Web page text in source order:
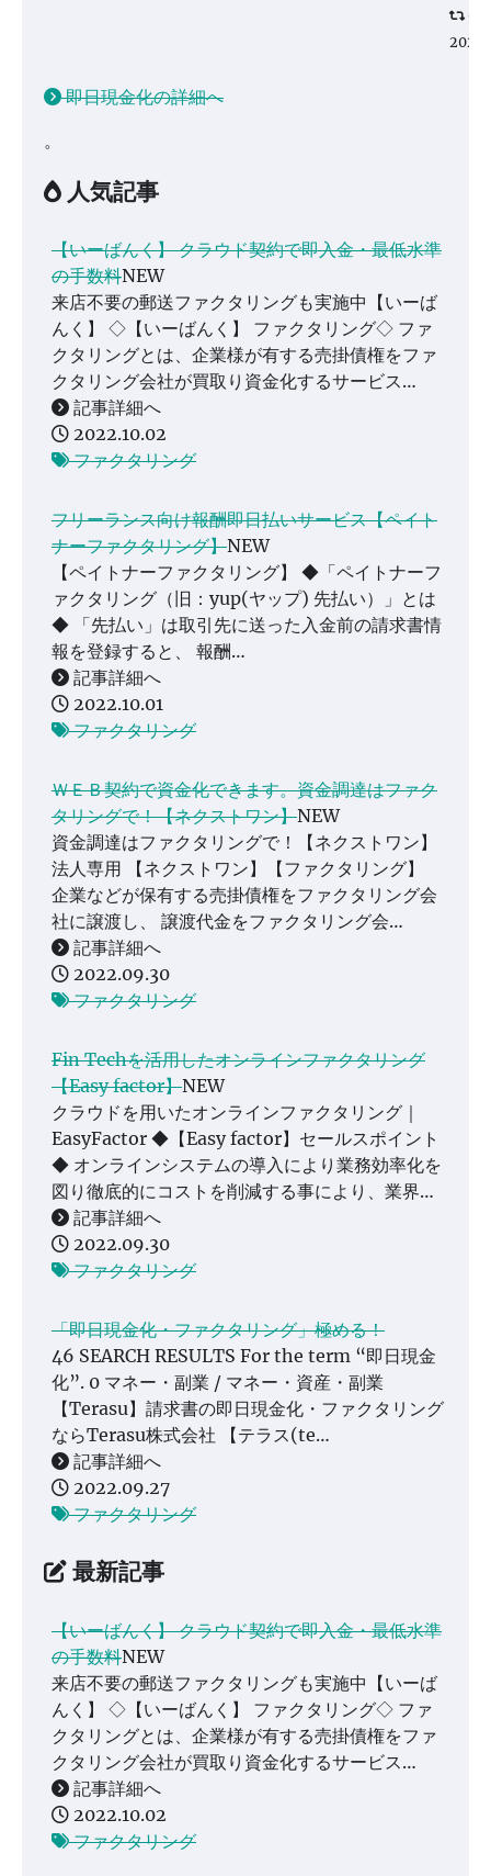
0
2022
即日現金化の詳細へ
。
人気記事
【いーばんく】 クラウド契約で即入金・最低水準
の手数料NEW
来店不要の郵送ファクタリングも実施中【いーば
んく】 ◇【いーばんく】 ファクタリング◇ ファ
クタリングとは、企業様が有する売掛債権をファ
クタリング会社が買取り資金化するサービス…
記事詳細へ
2022.10.02
ファクタリング
フリーランス向け報酬即日払いサービス【ペイト
ナーファクタリング】NEW
【ペイトナーファクタリング】 ◆「ペイトナーフ
ァクタリング（旧：yup(ヤップ) 先払い）」とは
◆ 「先払い」は取引先に送った入金前の請求書情
報を登録すると、 報酬…
記事詳細へ
2022.10.01
ファクタリング
ＷＥＢ契約で資金化できます。資金調達はファク
タリングで！【ネクストワン】NEW
資金調達はファクタリングで！【ネクストワン】
法人専用 【ネクストワン】【ファクタリング】
企業などが保有する売掛債権をファクタリング会
社に譲渡し、 譲渡代金をファクタリング会…
記事詳細へ
2022.09.30
ファクタリング
Fin Techを活用したオンラインファクタリング
【Easy factor】NEW
クラウドを用いたオンラインファクタリング｜
EasyFactor ◆【Easy factor】セールスポイント
◆ オンラインシステムの導入により業務効率化を
図り徹底的にコストを削減する事により、業界…
記事詳細へ
2022.09.30
ファクタリング
「即日現金化・ファクタリング」極める！
46 SEARCH RESULTS For the term “即日現金
化”. 0 マネー・副業 / マネー・資産・副業
【Terasu】請求書の即日現金化・ファクタリング
ならTerasu株式会社 【テラス(te…
記事詳細へ
2022.09.27
ファクタリング
最新記事
【いーばんく】 クラウド契約で即入金・最低水準
の手数料NEW
来店不要の郵送ファクタリングも実施中【いーば
んく】 ◇【いーばんく】 ファクタリング◇ ファ
クタリングとは、企業様が有する売掛債権をファ
クタリング会社が買取り資金化するサービス…
記事詳細へ
2022.10.02
ファクタリング